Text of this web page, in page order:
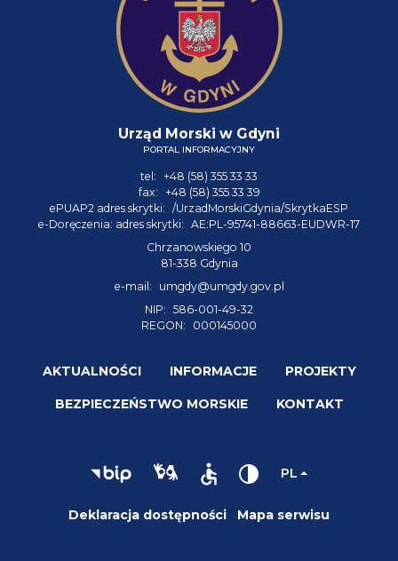
Urząd Morski w Gdyni
PORTAL INFORMACYJNY
tel: +48 (58) 355 33 33
fax: +48 (58) 355 33 39
ePUAP2 adres skrytki: /UrzadMorskiGdynia/SkrytkaESP
e-Doręczenia: adres skrytki: AE:PL-95741-88663-EUDWR-17
Chrzanowskiego 10
81-338 Gdynia
e-mail:
umgdy@umgdy.gov.pl
NIP: 586-001-49-32
REGON:
000145000
AKTUALNOŚCI INFORMACJE PROJEKTY
BEZPIECZEŃSTWO MORSKIE KONTAKT
PL
Deklaracja dostępności Mapa serwisu